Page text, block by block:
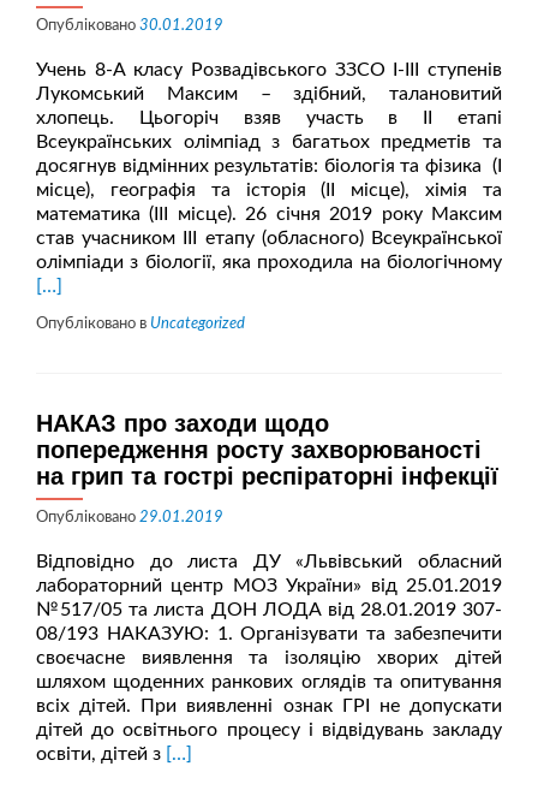
Опубліковано 30.01.2019
Учень 8-А класу Розвадівського ЗЗСО І-ІІІ ступенів
Лукомський Максим – здібний, талановитий
хлопець. Цьогоріч взяв участь в ІІ етапі
Всеукраїнських олімпіад з багатьох предметів та
досягнув відмінних результатів: біологія та фізика (І
місце), географія та історія (ІІ місце), хімія та
математика (ІІІ місце). 26 січня 2019 року Максим
став учасником ІІІ етапу (обласного) Всеукраїнської
олімпіади з біології, яка проходила на біологічному
[…]
Опубліковано в Uncategorized
НАКАЗ про заходи щодо
попередження росту захворюваності
на грип та гострі респіраторні інфекції
Опубліковано 29.01.2019
Відповідно до листа ДУ «Львівський обласний
лабораторний центр МОЗ України» від 25.01.2019
№517/05 та листа ДОН ЛОДА від 28.01.2019 307-
08/193 НАКАЗУЮ: 1. Організувати та забезпечити
своєчасне виявлення та ізоляцію хворих дітей
шляхом щоденних ранкових оглядів та опитування
всіх дітей. При виявленні ознак ГРІ не допускати
дітей до освітнього процесу і відвідувань закладу
освіти, дітей з Читати
[…]